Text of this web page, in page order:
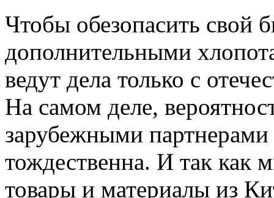
Чтобы обезопасить свой
дополнительными
ведут дела только с
На самом деле,
зарубежными
тождественна. И так как
товары и материалы из